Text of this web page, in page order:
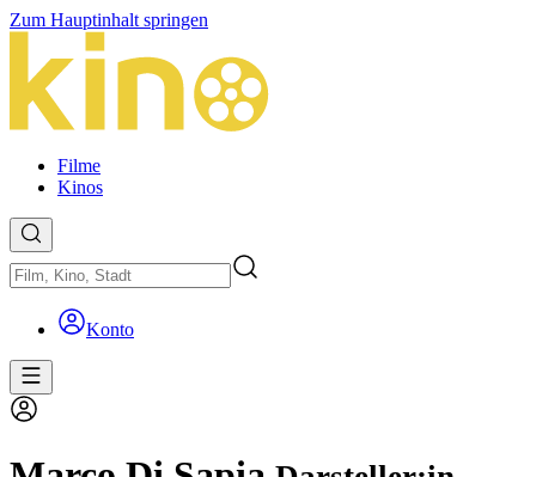
Zum Hauptinhalt springen
Filme
Kinos
Konto